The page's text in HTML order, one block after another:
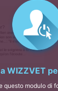
WIZZVET
questo modulo di